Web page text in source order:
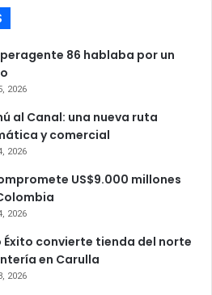
86 hablaba por un
2026
al Canal: una nueva ruta
y comercial
2026
US$9.000 millones
2026
Éxito convierte tienda del norte
en Carulla
2026